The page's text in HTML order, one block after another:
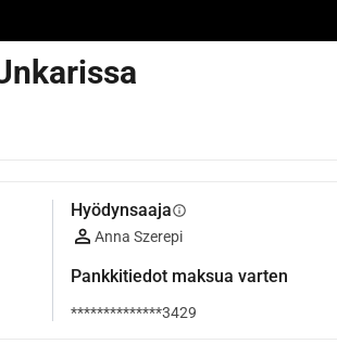
Hyödynsaajainfo
Anna Szerepi
Pankkitiedot maksua varten
**************3429